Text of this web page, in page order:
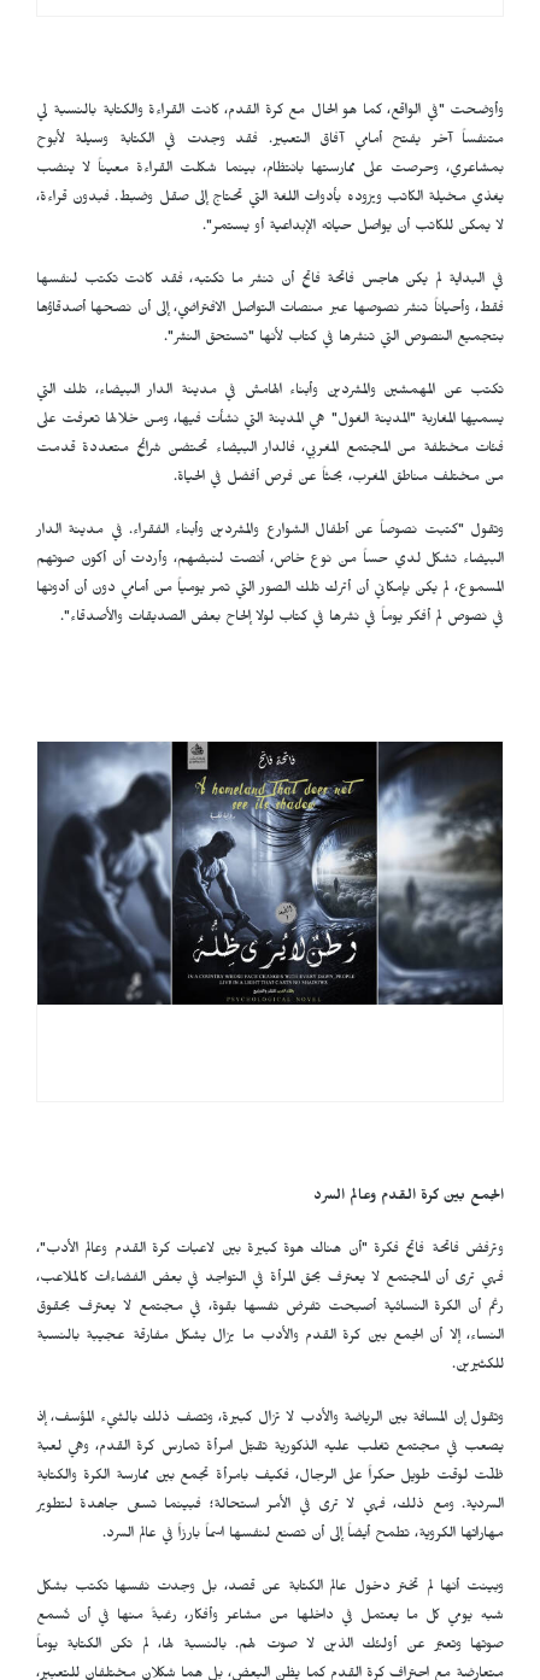
وأوضحت "في الواقع، كما هو الحال مع كرة القدم، كانت القراءة والكتابة بالنسبة لي
متنفساً آخر يفتح أمامي آفاق التعبير. فقد وجدت في الكتابة وسيلة لأبوح
بمشاعري، وحرصت على ممارستها بانتظام، بينما شكلت القراءة معيناً لا ينضب
يغذي مخيلة الكاتب ويزوده بأدوات اللغة التي تحتاج إلى صقل وضبط. فبدون قراءة،
لا يمكن للكاتب أن يواصل حياته الإبداعية أو يستمر".
في البداية لم يكن هاجس فاتحة فاتح أن تنشر ما تكتبه، فقد كانت تكتب لنفسها
فقط، وأحياناً تنشر نصوصها عبر منصات التواصل الافتراضي، إلى أن نصحها أصدقاؤها
بتجميع النصوص التي تنشرها في كتاب لأنها "تستحق النشر".
تكتب عن المهمشين والمشردين وأبناء الهامش في مدينة الدار البيضاء، تلك التي
يسميها المغاربة "المدينة الغول" هي المدينة التي نشأت فيها، ومن خلالها تعرفت على
فئات مختلفة من المجتمع المغربي، فالدار البيضاء تحتضن شرائح متعددة قدمت
من مختلف مناطق المغرب، بحثاً عن فرص أفضل في الحياة.
وتقول "كتبت نصوصاً عن أطفال الشوارع والمشردين وأبناء الفقراء. في مدينة الدار
البيضاء تشكل لدي حساً من نوع خاص، أنصت لنبضهم، وأردت أن أكون صوتهم
المسموع، لم يكن بإمكاني أن أترك تلك الصور التي تمر يومياً من أمامي دون أن أدونها
في نصوص لم أفكر يوماً في نشرها في كتاب لولا إلحاح بعض الصديقات والأصدقاء".
الجمع بين كرة القدم وعالم السرد
وترفض فاتحة فاتح فكرة ‫"أن هناك هوة كبيرة بين لاعبات كرة القدم وعالم الأدب‫"،
فهي ترى أن المجتمع لا يعترف بحق المرأة في التواجد في بعض الفضاءات كالملاعب،
رغم أن الكرة النسائية أصبحت تفرض نفسها بقوة، في مجتمع لا يعترف بحقوق
النساء، إلا أن الجمع بين كرة القدم والأدب ما يزال يشكل مفارقة عجيبة بالنسبة
للكثيرين‫.
وتقول إن المسافة بين الرياضة والأدب لا تزال كبيرة، وتصف ذلك بالشيء المؤسف، إذ
يصعب في مجتمع تغلب عليه الذكورية تقبّل امرأة تمارس كرة القدم، وهي لعبة
ظلّت لوقت طويل حكراً على الرجال، فكيف بامرأة تجمع بين ممارسة الكرة والكتابة
السردية. ومع ذلك، فهي لا ترى في الأمر استحالة؛ فبينما تسعى جاهدة لتطوير
مهاراتها الكروية، تطمح أيضاً إلى أن تصنع لنفسها اسماً بارزاً في عالم السرد.
وبينت أنها لم تختر دخول عالم الكتابة عن قصد، بل وجدت نفسها تكتب بشكل
شبه يومي كل ما يعتمل في داخلها من مشاعر وأفكار، رغبةً منها في أن تُسمع
صوتها وتعبّر عن أولئك الذين لا صوت لهم. بالنسبة لها، لم تكن الكتابة يوماً
متعارضة مع احتراف كرة القدم كما يظن البعض، بل هما شكلان مختلفان للتعبير،